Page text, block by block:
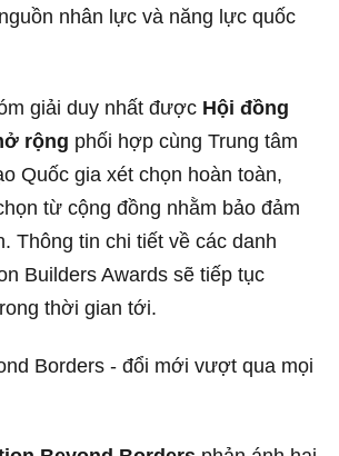
nhân lực và năng lực quốc
giải duy nhất được Hội đồng
rộng phối hợp cùng Trung tâm
Quốc gia xét chọn hoàn toàn,
từ cộng đồng nhằm bảo đảm
Thông tin chi tiết về các danh
Builders Awards sẽ tiếp tục
thời gian tới.
Borders - đổi mới vượt qua mọi